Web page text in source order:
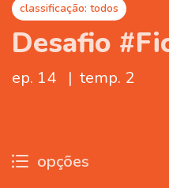
classificação: todos
Desafio
ep. 14 | temp. 2
opções